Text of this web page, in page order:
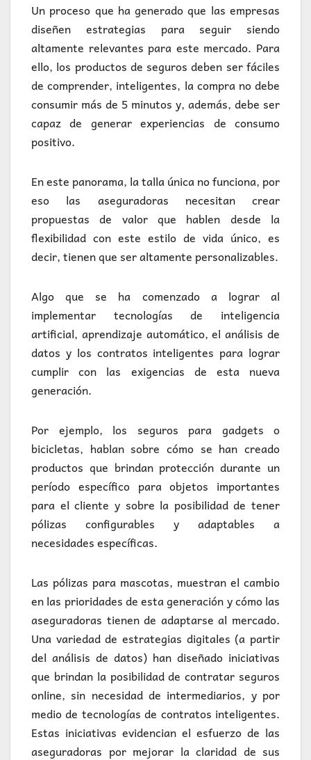
Un proceso que ha generado que las empresas
diseñen estrategias para seguir siendo
altamente relevantes para este mercado. Para
ello, los productos de seguros deben ser fáciles
de comprender, inteligentes, la compra no debe
consumir más de 5 minutos y, además, debe ser
capaz de generar experiencias de consumo
positivo.
En este panorama, la talla única no funciona, por
eso las aseguradoras necesitan crear
propuestas de valor que hablen desde la
flexibilidad con este estilo de vida único, es
decir, tienen que ser altamente personalizables.
Algo que se ha comenzado a lograr al
implementar tecnologías de inteligencia
artificial, aprendizaje automático, el análisis de
datos y los contratos inteligentes para lograr
cumplir con las exigencias de esta nueva
generación.
Por ejemplo, los seguros para gadgets o
bicicletas, hablan sobre cómo se han creado
productos que brindan protección durante un
período específico para objetos importantes
para el cliente y sobre la posibilidad de tener
pólizas configurables y adaptables a
necesidades específicas.
Las pólizas para mascotas, muestran el cambio
en las prioridades de esta generación y cómo las
aseguradoras tienen de adaptarse al mercado.
Una variedad de estrategias digitales (a partir
del análisis de datos) han diseñado iniciativas
que brindan la posibilidad de contratar seguros
online, sin necesidad de intermediarios, y por
medio de tecnologías de contratos inteligentes.
Estas iniciativas evidencian el esfuerzo de las
aseguradoras por mejorar la claridad de sus